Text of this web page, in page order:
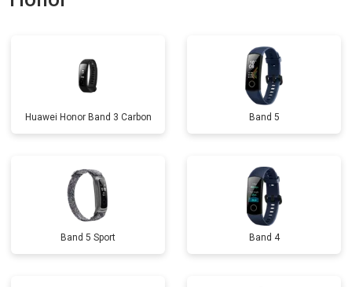
Huawei Honor Band 3 Carbon Band 5
Band 5 Sport Band 4